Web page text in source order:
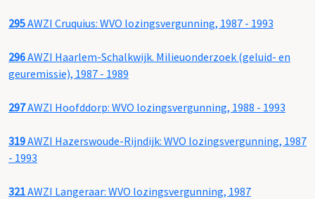
295AWZI Cruquius: WVO lozingsvergunning, 1987 - 1993
296AWZI Haarlem-Schalkwijk. Milieuonderzoek (geluid- en
geuremissie), 1987 - 1989
297AWZI Hoofddorp: WVO lozingsvergunning, 1988 - 1993
319AWZI Hazerswoude-Rijndijk: WVO lozingsvergunning, 1987
- 1993
321AWZI Langeraar: WVO lozingsvergunning, 1987